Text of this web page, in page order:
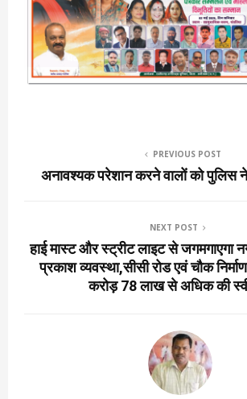
PREVIOUS POST
अनावश्यक परेशान करने वालों को पुलिस ने
NEXT POST
हाई मास्ट और स्ट्रीट लाइट से जगमगाएगा
प्रकाश व्यवस्था,सीसी रोड एवं चौक
करोड़ 78 लाख से अधिक की